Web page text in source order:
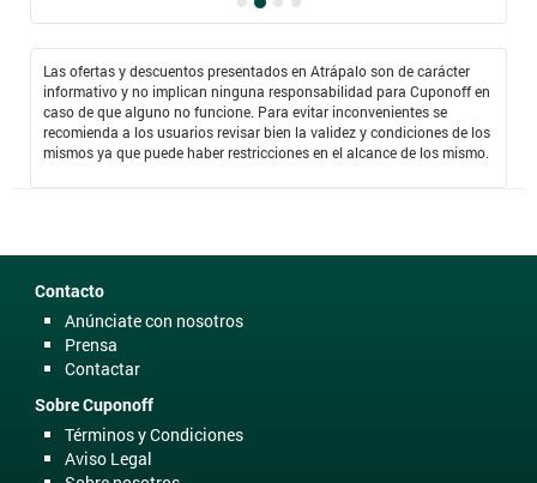
Las ofertas y descuentos presentados en Atrápalo son de carácter
informativo y no implican ninguna responsabilidad para Cuponoff en
caso de que alguno no funcione. Para evitar inconvenientes se
recomienda a los usuarios revisar bien la validez y condiciones de los
mismos ya que puede haber restricciones en el alcance de los mismo.
Contacto
Anúnciate con nosotros
Prensa
Contactar
Sobre Cuponoff
Términos y Condiciones
Aviso Legal